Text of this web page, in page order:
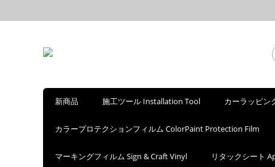
新商品 施工ツール Installation Tool カーラッピン
カラープロテクションフィルム ColorPaint Protection Film
マーキングフィルム Sign & Craft Vinyl リタックシート